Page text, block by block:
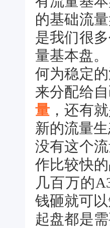
的基础流
是我们很
量基本盘。
何为稳定
来分配给
量 ，还有
新的流量
没有这个
作比较快
几百万的
钱砸就可以
起盘都是